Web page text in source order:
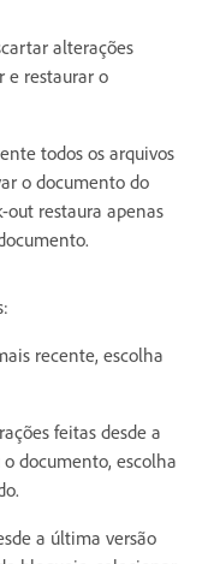
alterações
e restaurar o
todos os arquivos
o documento do
out restaura apenas
recente, escolha
feitas desde a
documento, escolha
a última versão